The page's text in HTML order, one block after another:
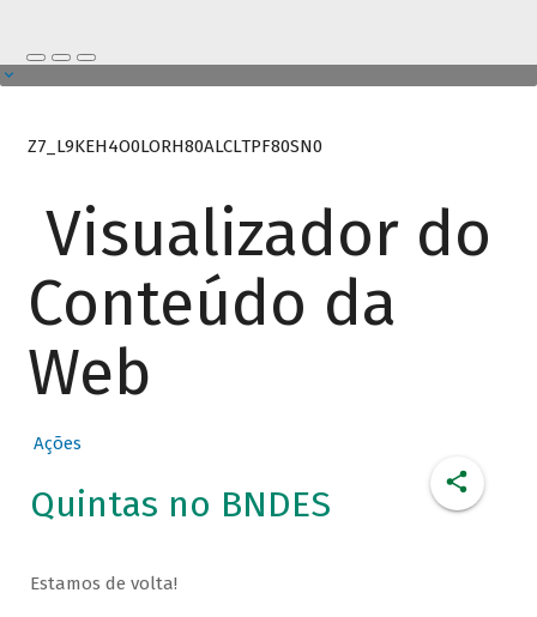
Z7_L9KEH4O0LORH80ALCLTPF80SN0
Visualizador do
Conteúdo da
Web
Ações
Quintas no BNDES
Estamos de volta!